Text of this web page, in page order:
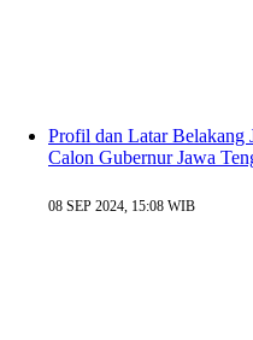
Profil dan Latar Belakang
Calon Gubernur Jawa
08 SEP 2024, 15:08 WIB